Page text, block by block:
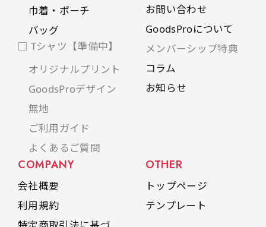
巾着・ポーチ
バッグ
□ Tシャツ【準備中】
オリジナルプリント
GoodsProデザイン
無地
ご利用ガイド
よくあるご質問
お問い合わせ
GoodsProについて
メンバーシップ特典
コラム
お知らせ
COMPANY
会社概要
利用規約
OTHER
トップページ
テンプレート